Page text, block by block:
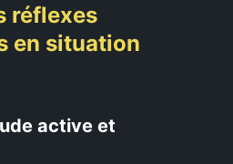
réflexes
en situation
active et